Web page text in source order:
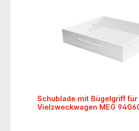
Trägerprofil 800 mm hoch-
kg- Gesamt Abmessung: 545 x 572
H)- Außenmaße ABS-Ablageplatte:
x T)Materialien:- Trägerprofil:
Profil-Abdeckung: Kunststoff, ABS,
NCS)- Fahrgestell: Alu-Guss,
basalt grau (RAL 7012), Feinstruktur
Schublade mit Bügelgriff für
Vielzweckwagen MEG